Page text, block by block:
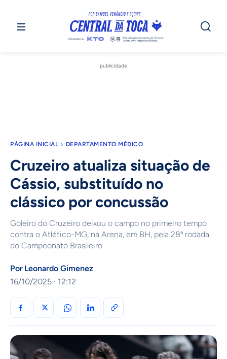
publicidade
PÁGINA INICIAL DEPARTAMENTO MÉDICO
Cruzeiro atualiza situação de
Cássio, substituído no
clássico por concussão
Goleiro do Cruzeiro deixou o campo no primeiro tempo
contra o Atlético-MG, na Arena, em BH, pela 28ª rodada
do Campeonato Brasileiro
Por Leonardo Gimenez
16/10/2025 · 12:12